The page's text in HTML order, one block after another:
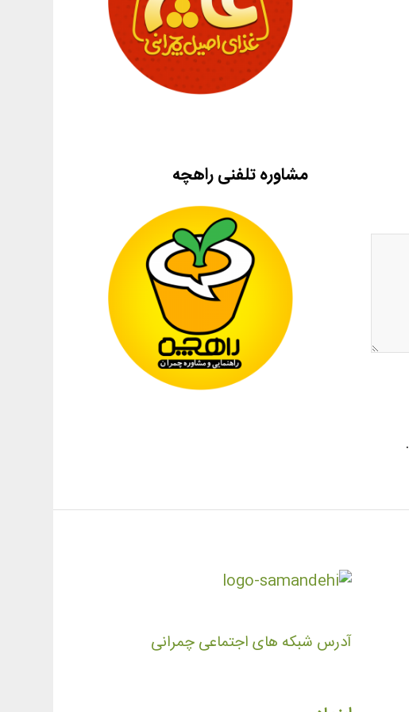
.
مشاوره تلفنی راهچه
آدرس شبکه های اجتماعی چمرانی